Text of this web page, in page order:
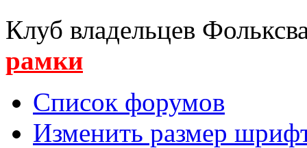
Клуб владельцев
рамки
Список форумов
Изменить размер